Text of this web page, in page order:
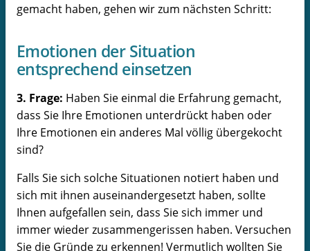
gemacht haben, gehen wir zum nächsten Schritt:
Emotionen der Situation
entsprechend einsetzen
3. Frage: Haben Sie einmal die Erfahrung gemacht,
dass Sie Ihre Emotionen unterdrückt haben oder
Ihre Emotionen ein anderes Mal völlig übergekocht
sind?
Falls Sie sich solche Situationen notiert haben und
sich mit ihnen auseinandergesetzt haben, sollte
Ihnen aufgefallen sein, dass Sie sich immer und
immer wieder zusammengerissen haben. Versuchen
Sie die Gründe zu erkennen! Vermutlich wollten Sie